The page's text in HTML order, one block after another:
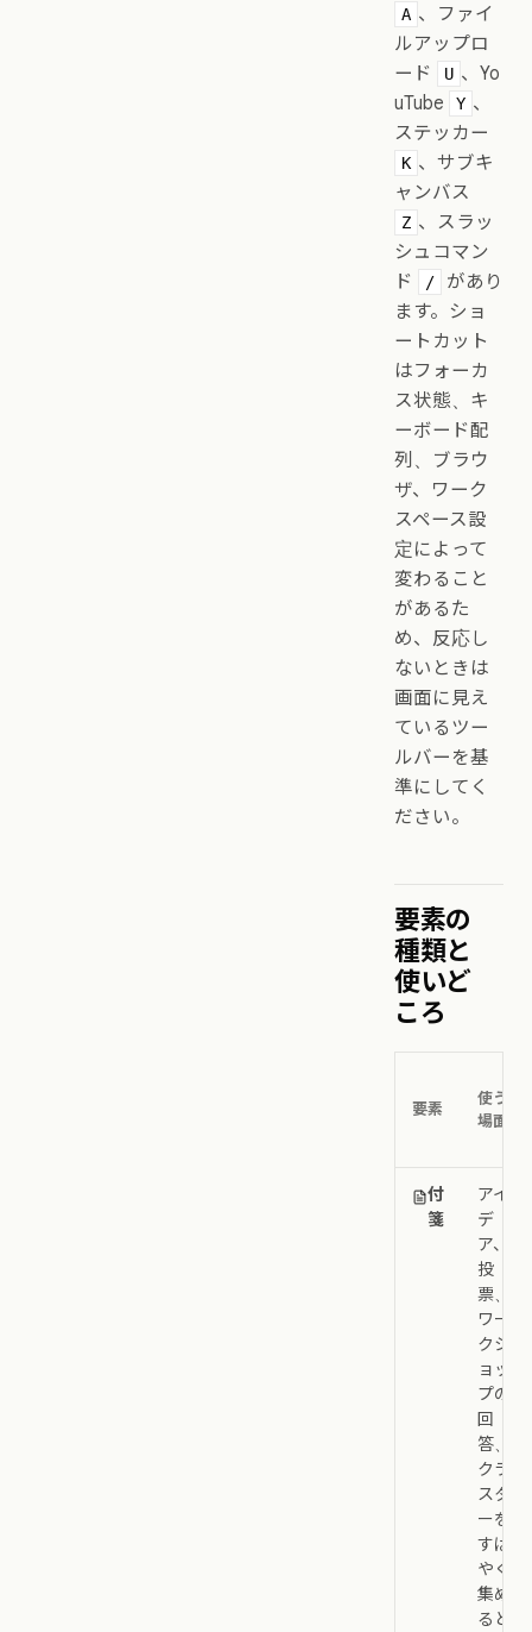
A 、ファイ
ルアップロ
ード
U 、Yo
uTube
Y 、
ステッカー
K 、サブキ
ャンバス
Z 、スラッ
シュコマン
ド
/
があり
ます。ショ
ートカット
はフォーカ
ス状態、キ
ーボード配
列、ブラウ
ザ、ワーク
スペース設
定によって
変わること
があるた
め、反応し
ないときは
画面に見え
ているツー
ルバーを基
準にしてく
ださい。
要素の
種類と
使いど
ころ
要素
使う
場面
付
箋
アイ
デ
ア、
投
票、
ワー
クシ
ョッ
プの
回
答、
クラ
スタ
ーを
すば
やく
集め
ると